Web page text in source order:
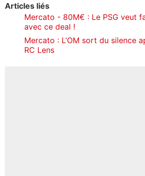
Articles liés
Mercato - 80M€ : Le PSG veut
avec ce deal !
Mercato : L’OM sort du silence
RC Lens